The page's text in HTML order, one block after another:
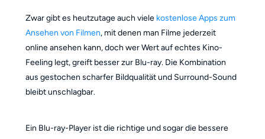
Zwar gibt es heutzutage auch viele kostenlose Apps zum
Ansehen von Filmen, mit denen man Filme jederzeit
online ansehen kann, doch wer Wert auf echtes Kino-
Feeling legt, greift besser zur Blu-ray. Die Kombination
aus gestochen scharfer Bildqualität und Surround-Sound
bleibt unschlagbar.
Ein Blu-ray-Player ist die richtige und sogar die bessere